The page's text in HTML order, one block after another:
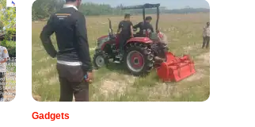
Gadgets